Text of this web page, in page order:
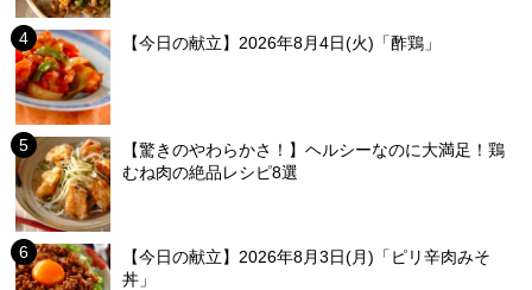
【今日の献立】2026年8月4日(火)「酢鶏」
【驚きのやわらかさ！】ヘルシーなのに大満足！鶏
むね肉の絶品レシピ8選
【今日の献立】2026年8月3日(月)「ピリ辛肉みそ
丼」